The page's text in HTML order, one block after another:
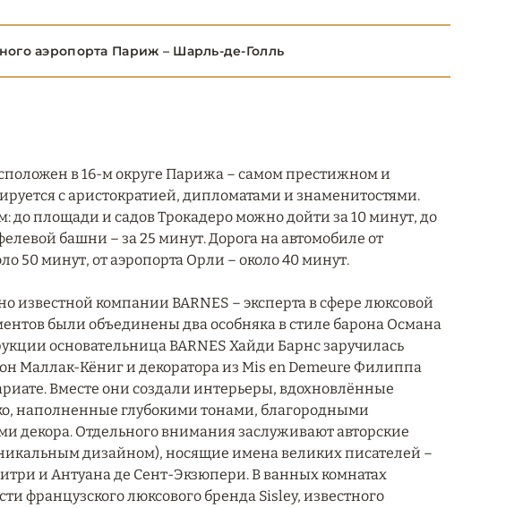
аэропорта Париж – Шарль-де-Голль
в 16-м округе Парижа – самом престижном и
с аристократией, дипломатами и знаменитостями.
до площади и садов Трокадеро можно дойти за 10 минут, до
башни – за 25 минут. Дорога на автомобиле от
50 минут, от аэропорта Орли – около 40 минут.
известной компании BARNES – эксперта в сфере люксовой
были объединены два особняка в стиле барона Османа
основательница BARNES Хайди Барнс заручилась
Маллак-Кёниг и декоратора из Mis en Demeure Филиппа
Вместе они создали интерьеры, вдохновлённые
наполненные глубокими тонами, благородными
декора. Отдельного внимания заслуживают авторские
дизайном), носящие имена великих писателей –
и Антуана де Сент-Экзюпери. В ванных комнатах
французского люксового бренда Sisley, известного